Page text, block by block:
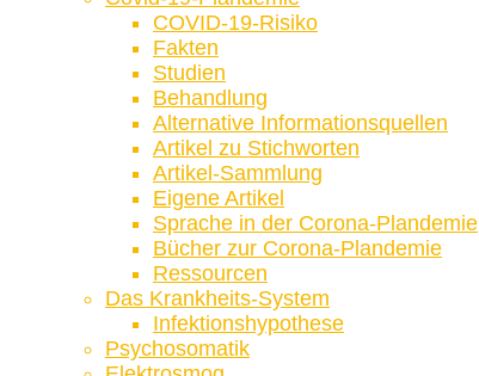
COVID-19-Risiko
Fakten
Studien
Behandlung
Alternative Informationsquellen
Artikel zu Stichworten
Artikel-Sammlung
Eigene Artikel
Sprache in der Corona-Plandemie
Bücher zur Corona-Plandemie
Ressourcen
Das Krankheits-System
Infektionshypothese
Psychosomatik